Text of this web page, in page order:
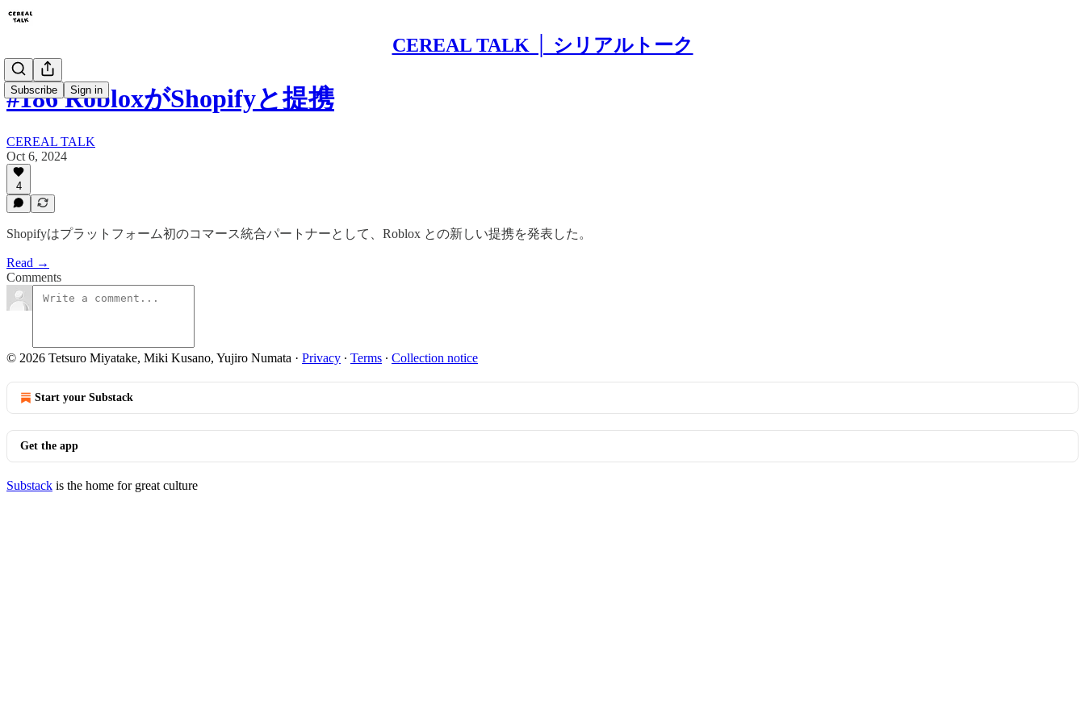
CEREAL TALK │ シリアルトーク
Subscribe Sign in
#186 RobloxがShopifyと提携
CEREAL TALK
Oct 6, 2024
4
Shopifyはプラットフォーム初のコマース統合パートナーとして、Roblox との新しい提携を発表した。
Read →
Comments
© 2026 Tetsuro Miyatake, Miki Kusano, Yujiro Numata · Privacy ∙ Terms ∙ Collection notice
Start your Substack
Get the app
Substack is the home for great culture